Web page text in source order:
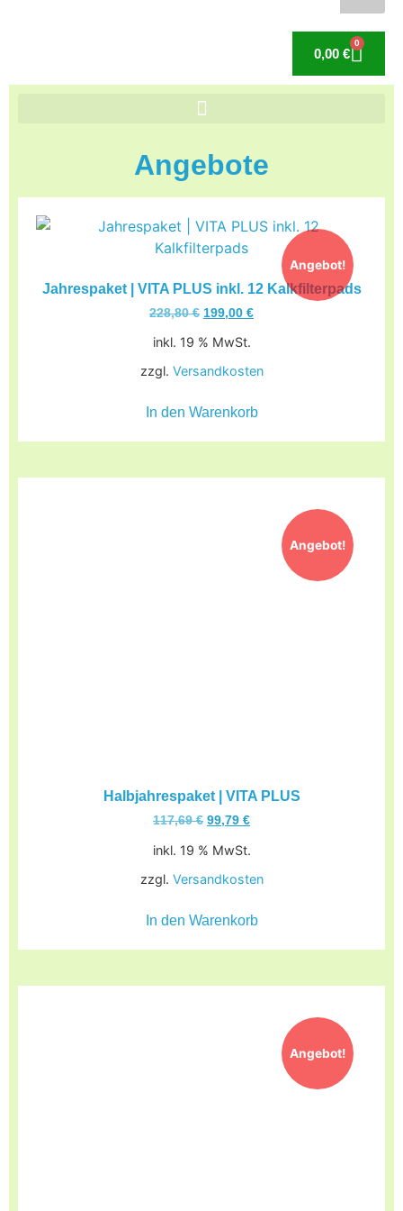
0,00 €
0
Angebote
Angebot!
Jahrespaket | VITA PLUS inkl. 12 Kalkfilterpads
228,80€ 199,00 €
inkl. 19 % MwSt.
zzgl. Versandkosten
In den Warenkorb
Angebot!
Halbjahrespaket | VITA PLUS
117,69€ 99,79 €
inkl. 19 % MwSt.
zzgl. Versandkosten
In den Warenkorb
Angebot!